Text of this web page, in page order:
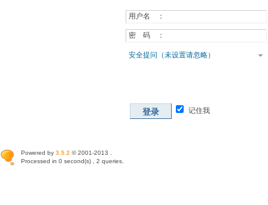
用户名 ：
密 码 ：
安全提问（未设置请忽略）
登录 记住我
Powered by 3.5.2 © 2001-2013 .
Processed in 0 second(s) , 2 queries.